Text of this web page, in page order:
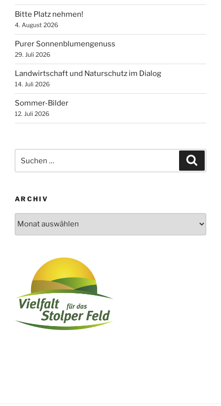
Bitte Platz nehmen!
4. August 2026
Purer Sonnenblumengenuss
29. Juli 2026
Landwirtschaft und Naturschutz im Dialog
14. Juli 2026
Sommer-Bilder
12. Juli 2026
nach:
ARCHIV